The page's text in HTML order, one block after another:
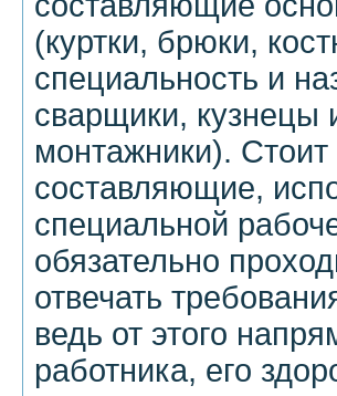
(куртки, брюки,
специальность и
сварщики, кузнецы
монтажники).
составляющие,
специальной
обязательно
отвечать
ведь от этого
работника, его